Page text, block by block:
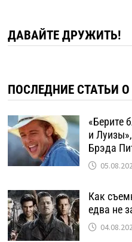
ДАВАЙТЕ ДРУЖИТЬ!
ПОСЛЕДНИЕ СТАТЬИ
«Берите
и
Брэда
Как
едва не